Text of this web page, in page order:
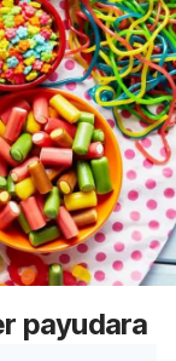
payudara